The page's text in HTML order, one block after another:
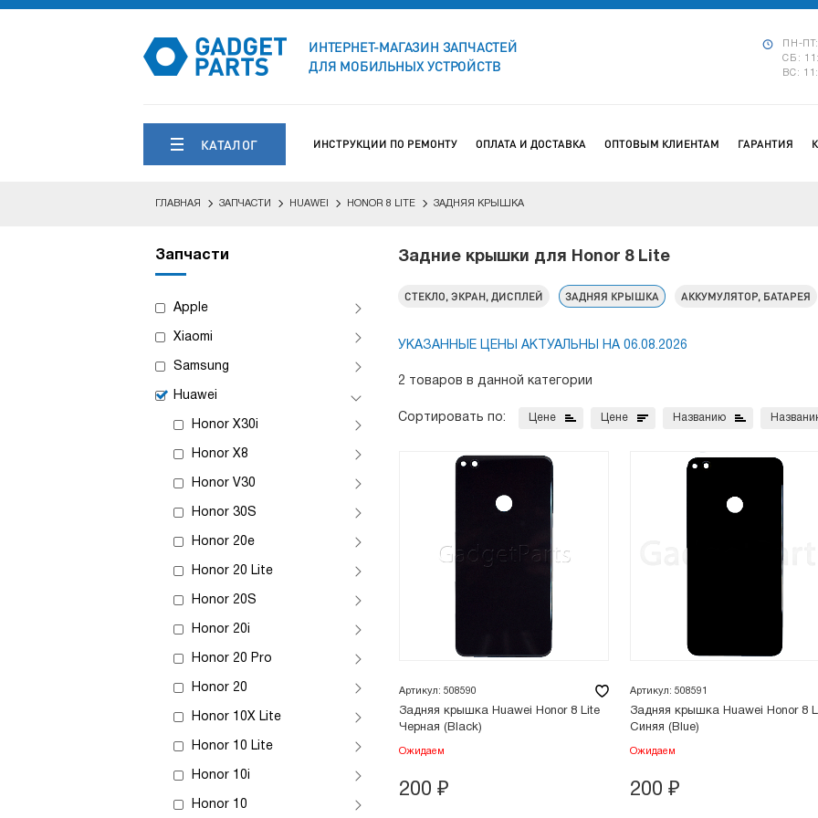
ИНТЕРНЕТ-МАГАЗИН ЗАПЧАСТЕЙ
ДЛЯ МОБИЛЬНЫХ УСТРОЙСТВ
ПН-
СБ:
ВС:
КАТАЛОГ ИНСТРУКЦИИ ПО РЕМОНТУ ОПЛАТА И ДОСТАВКА ОПТОВЫМ КЛИЕНТАМ ГАРАНТИЯ
ГЛАВНАЯ ЗАПЧАСТИ HUAWEI HONOR 8 LITE ЗАДНЯЯ КРЫШКА
Запчасти
Apple
Xiaomi
Samsung
Huawei
Honor X30i
Honor X8
Honor V30
Honor 30S
Honor 20e
Honor 20 Lite
Honor 20S
Honor 20i
Honor 20 Pro
Honor 20
Honor 10X Lite
Honor 10 Lite
Honor 10i
Honor 10
Задние крышки для Honor 8 Lite
СТЕКЛО, ЭКРАН, ДИСПЛЕЙ ЗАДНЯЯ КРЫШКА АККУМУЛЯТОР, БАТАРЕЯ
УКАЗАННЫЕ ЦЕНЫ АКТУАЛЬНЫ НА 06.08.2026
2 товаров в данной категории
Сортировать по: Цене Цене Названию
Артикул: 508590
Задняя крышка Huawei Honor 8 Lite
Черная (Black)
Ожидаем
200 ₽
Артикул: 508591
Задняя крышка Huawei Honor 8
Синяя (Blue)
Ожидаем
200 ₽